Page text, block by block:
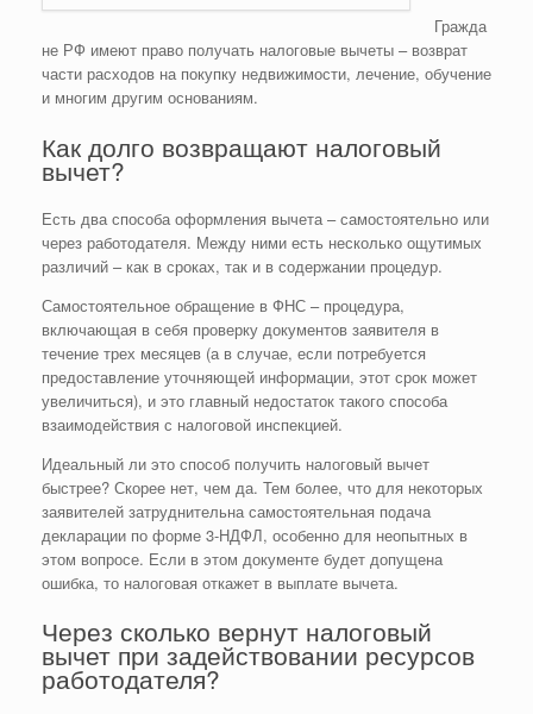
Гражда
не РФ имеют право получать налоговые вычеты – возврат
части расходов на покупку недвижимости, лечение, обучение
и многим другим основаниям.
Как долго возвращают налоговый
вычет?
Есть два способа оформления вычета – самостоятельно или
через работодателя. Между ними есть несколько ощутимых
различий – как в сроках, так и в содержании процедур.
Самостоятельное обращение в ФНС – процедура,
включающая в себя проверку документов заявителя в
течение трех месяцев (а в случае, если потребуется
предоставление уточняющей информации, этот срок может
увеличиться), и это главный недостаток такого способа
взаимодействия с налоговой инспекцией.
Идеальный ли это способ получить налоговый вычет
быстрее? Скорее нет, чем да. Тем более, что для некоторых
заявителей затруднительна самостоятельная подача
декларации по форме 3-НДФЛ, особенно для неопытных в
этом вопросе. Если в этом документе будет допущена
ошибка, то налоговая откажет в выплате вычета.
Через сколько вернут налоговый
вычет при задействовании ресурсов
работодателя?